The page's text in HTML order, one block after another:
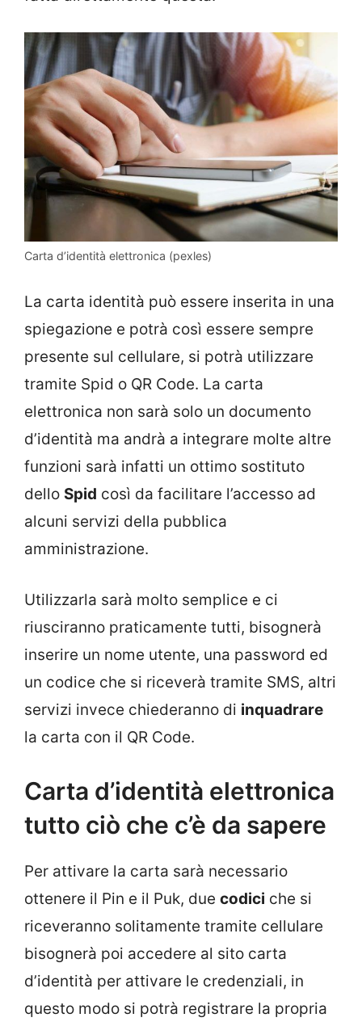
Carta d’identità elettronica (pexles)
La carta identità può essere inserita in una
spiegazione e potrà così essere sempre
presente sul cellulare, si potrà utilizzare
tramite Spid o QR Code. La carta
elettronica non sarà solo un documento
d’identità ma andrà a integrare molte altre
funzioni sarà infatti un ottimo sostituto
dello Spid così da facilitare l’accesso ad
alcuni servizi della pubblica
amministrazione.
Utilizzarla sarà molto semplice e ci
riusciranno praticamente tutti, bisognerà
inserire un nome utente, una password ed
un codice che si riceverà tramite SMS, altri
servizi invece chiederanno di inquadrare
la carta con il QR Code.
Carta d’identità elettronica
tutto ciò che c’è da sapere
Per attivare la carta sarà necessario
ottenere il Pin e il Puk, due codici che si
riceveranno solitamente tramite cellulare
bisognerà poi accedere al sito carta
d’identità per attivare le credenziali, in
questo modo si potrà registrare la propria